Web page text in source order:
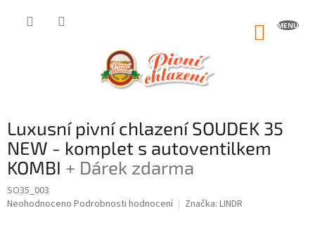
Luxusní pivní chlazení SOUDEK 35
NEW - komplet s autoventilkem
KOMBI + Dárek zdarma
SO35_003
Průměrné
Neohodnoceno Podrobnosti hodnocení Značka: LINDR